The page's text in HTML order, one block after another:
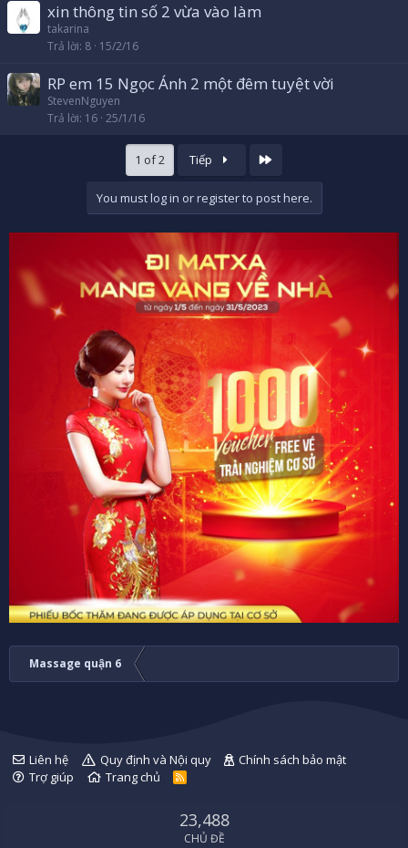
xin thông tin số 2 vừa vào làm
takarina
Trả lời 8 15/2/16
RP em 15 Ngọc Ánh 2 một đêm tuyệt vời
StevenNguyen
Trả lời 16 25/1/16
1 of 2 Tiếp
You must log in or register to post here.
Massage quận 6
Liên hệ Quy định và Nội quy
Chính sách bảo mật
Trợ giúp
Trang chủ
R
23,488
CHỦ ĐỀ